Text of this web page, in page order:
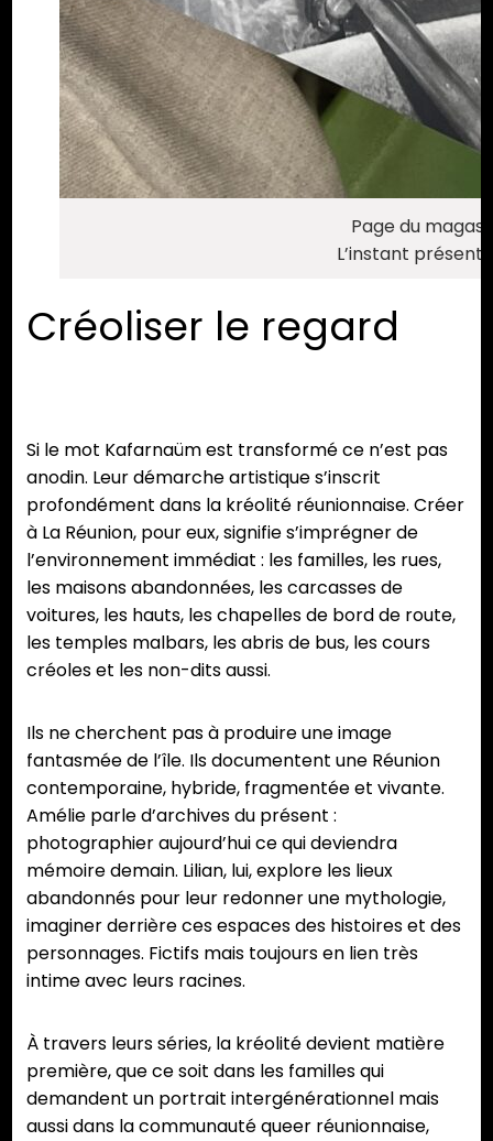
Page du
L’instant
Créoliser le regard
Si le mot Kafarnaüm est transformé ce n’est pas
anodin. Leur démarche artistique s’inscrit
profondément dans la kréolité réunionnaise. Créer
à La Réunion, pour eux, signifie s’imprégner de
l’environnement immédiat : les familles, les rues,
les maisons abandonnées, les carcasses de
voitures, les hauts, les chapelles de bord de route,
les temples malbars, les abris de bus, les cours
créoles et les non-dits aussi.
Ils ne cherchent pas à produire une image
fantasmée de l’île. Ils documentent une Réunion
contemporaine, hybride, fragmentée et vivante.
Amélie parle d’archives du présent :
photographier aujourd’hui ce qui deviendra
mémoire demain. Lilian, lui, explore les lieux
abandonnés pour leur redonner une mythologie,
imaginer derrière ces espaces des histoires et des
personnages. Fictifs mais toujours en lien très
intime avec leurs racines.
À travers leurs séries, la kréolité devient matière
première, que ce soit dans les familles qui
demandent un portrait intergénérationnel mais
aussi dans la communauté queer réunionnaise,